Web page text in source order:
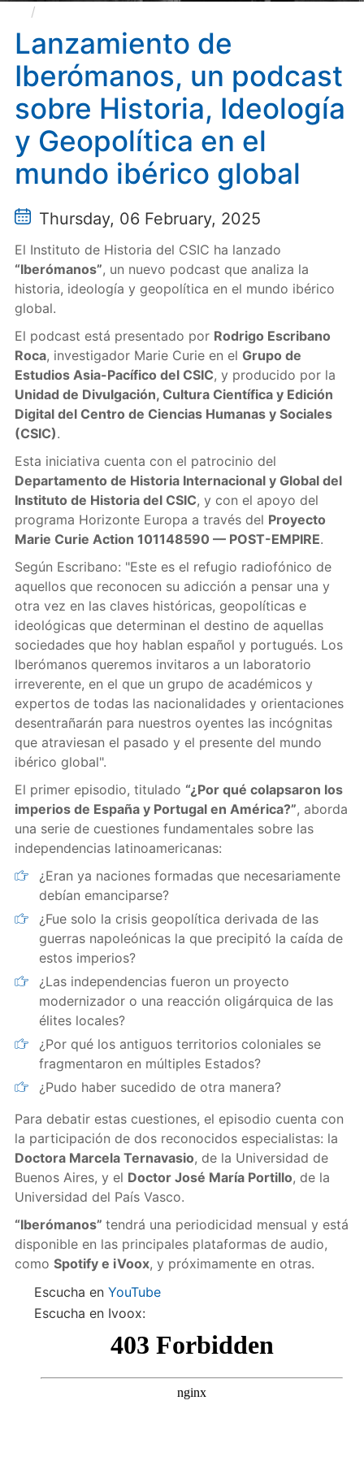
Historia, Ideología y Geopolítica en el mundo ibérico
global
Lanzamiento de
Iberómanos, un podcast
sobre Historia, Ideología
y Geopolítica en el
mundo ibérico global
Thursday, 06 February, 2025
El Instituto de Historia del CSIC ha lanzado
“Iberómanos”, un nuevo podcast que analiza la
historia, ideología y geopolítica en el mundo ibérico
global.
El podcast está presentado por Rodrigo Escribano
Roca, investigador Marie Curie en el Grupo de
Estudios Asia-Pacífico del CSIC, y producido por la
Unidad de Divulgación, Cultura Científica y Edición
Digital del Centro de Ciencias Humanas y Sociales
(CSIC).
Esta iniciativa cuenta con el patrocinio del
Departamento de Historia Internacional y Global del
Instituto de Historia del CSIC, y con el apoyo del
programa Horizonte Europa a través del Proyecto
Marie Curie Action 101148590 — POST-EMPIRE.
Según Escribano: "Este es el refugio radiofónico de
aquellos que reconocen su adicción a pensar una y
otra vez en las claves históricas, geopolíticas e
ideológicas que determinan el destino de aquellas
sociedades que hoy hablan español y portugués. Los
Iberómanos queremos invitaros a un laboratorio
irreverente, en el que un grupo de académicos y
expertos de todas las nacionalidades y orientaciones
desentrañarán para nuestros oyentes las incógnitas
que atraviesan el pasado y el presente del mundo
ibérico global".
El primer episodio, titulado “¿Por qué colapsaron los
imperios de España y Portugal en América?”, aborda
una serie de cuestiones fundamentales sobre las
independencias latinoamericanas:
¿Eran ya naciones formadas que necesariamente
debían emanciparse?
¿Fue solo la crisis geopolítica derivada de las
guerras napoleónicas la que precipitó la caída de
estos imperios?
¿Las independencias fueron un proyecto
modernizador o una reacción oligárquica de las
élites locales?
¿Por qué los antiguos territorios coloniales se
fragmentaron en múltiples Estados?
¿Pudo haber sucedido de otra manera?
Para debatir estas cuestiones, el episodio cuenta con
la participación de dos reconocidos especialistas: la
Doctora Marcela Ternavasio, de la Universidad de
Buenos Aires, y el Doctor José María Portillo, de la
Universidad del País Vasco.
“Iberómanos” tendrá una periodicidad mensual y está
disponible en las principales plataformas de audio,
como Spotify e iVoox, y próximamente en otras.
Escucha en YouTube
Escucha en Ivoox: